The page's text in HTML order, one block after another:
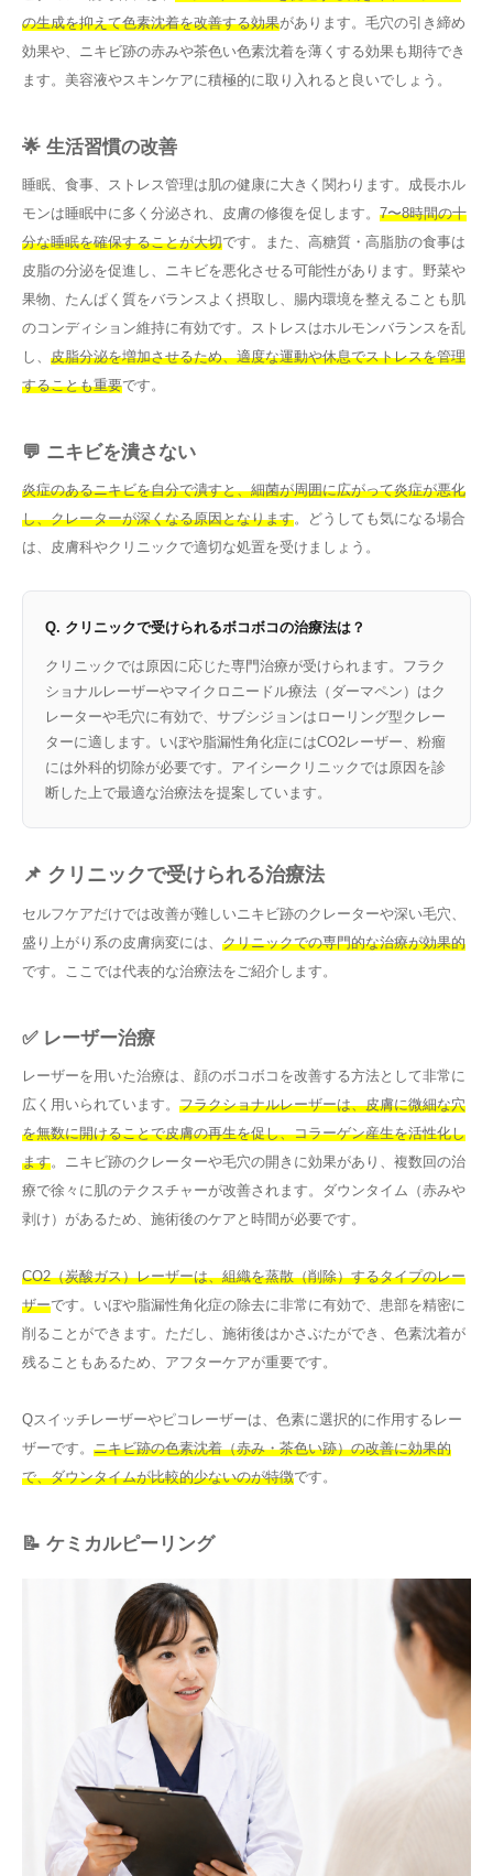
の生成を抑えて色素沈着を改善する効果があります。毛穴の引き締め
効果や、ニキビ跡の赤みや茶色い色素沈着を薄くする効果も期待でき
ます。美容液やスキンケアに積極的に取り入れると良いでしょう。
🌟 生活習慣の改善
睡眠、食事、ストレス管理は肌の健康に大きく関わります。成長ホル
モンは睡眠中に多く分泌され、皮膚の修復を促します。 7〜8時間の十
分な睡眠を確保することが大切です。また、高糖質・高脂肪の食事は
皮脂の分泌を促進し、ニキビを悪化させる可能性があります。野菜や
果物、たんぱく質をバランスよく摂取し、腸内環境を整えることも肌
のコンディション維持に有効です。ストレスはホルモンバランスを乱
し、 皮脂分泌を増加させるため、適度な運動や休息でストレスを管理
することも重要です。
💬 ニキビを潰さない
炎症のあるニキビを自分で潰すと、細菌が周囲に広がって炎症が悪化
し、クレーターが深くなる原因となります。どうしても気になる場合
は、皮膚科やクリニックで適切な処置を受けましょう。
Q. クリニックで受けられるボコボコの治療法は？
クリニックでは原因に応じた専門治療が受けられます。フラク
ショナルレーザーやマイクロニードル療法（ダーマペン）はク
レーターや毛穴に有効で、サブシジョンはローリング型クレー
ターに適します。いぼや脂漏性角化症にはCO2レーザー、粉瘤
には外科的切除が必要です。アイシークリニックでは原因を診
断した上で最適な治療法を提案しています。
📌 クリニックで受けられる治療法
セルフケアだけでは改善が難しいニキビ跡のクレーターや深い毛穴、
盛り上がり系の皮膚病変には、 クリニックでの専門的な治療が効果的
です。ここでは代表的な治療法をご紹介します。
✅ レーザー治療
レーザーを用いた治療は、顔のボコボコを改善する方法として非常に
広く用いられています。 フラクショナルレーザーは、皮膚に微細な穴
を無数に開けることで皮膚の再生を促し、コラーゲン産生を活性化し
ます。ニキビ跡のクレーターや毛穴の開きに効果があり、複数回の治
療で徐々に肌のテクスチャーが改善されます。ダウンタイム（赤みや
剥け）があるため、施術後のケアと時間が必要です。
CO2（炭酸ガス）レーザーは、組織を蒸散（削除）するタイプのレー
ザーです。いぼや脂漏性角化症の除去に非常に有効で、患部を精密に
削ることができます。ただし、施術後はかさぶたができ、色素沈着が
残ることもあるため、アフターケアが重要です。
Qスイッチレーザーやピコレーザーは、色素に選択的に作用するレー
ザーです。 ニキビ跡の色素沈着（赤み・茶色い跡）の改善に効果的
で、ダウンタイムが比較的少ないのが特徴です。
📝 ケミカルピーリング